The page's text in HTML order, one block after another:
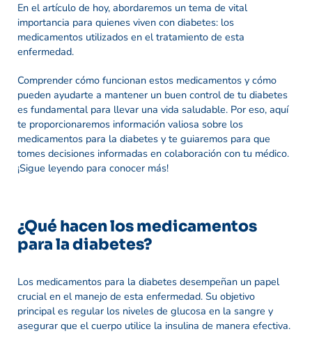
En el artículo de hoy, abordaremos un tema de vital
importancia para quienes viven con diabetes: los
medicamentos utilizados en el tratamiento de esta
enfermedad.
Comprender cómo funcionan estos medicamentos y cómo
pueden ayudarte a mantener un buen control de tu diabetes
es fundamental para llevar una vida saludable. Por eso, aquí
te proporcionaremos información valiosa sobre los
medicamentos para la diabetes y te guiaremos para que
tomes decisiones informadas en colaboración con tu médico.
¡Sigue leyendo para conocer más!
¿Qué hacen los medicamentos
para la diabetes?
Los medicamentos para la diabetes desempeñan un papel
crucial en el manejo de esta enfermedad. Su objetivo
principal es regular los niveles de glucosa en la sangre y
asegurar que el cuerpo utilice la insulina de manera efectiva.